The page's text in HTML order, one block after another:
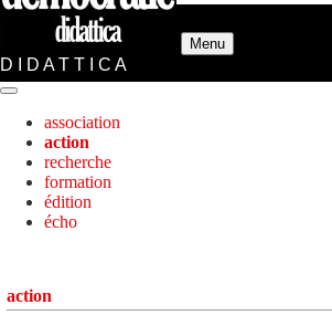
Menu
D I D A T T I C A
association
action
recherche
formation
édition
écho
action